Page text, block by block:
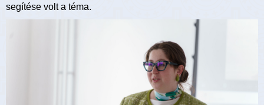
segítése volt a téma.